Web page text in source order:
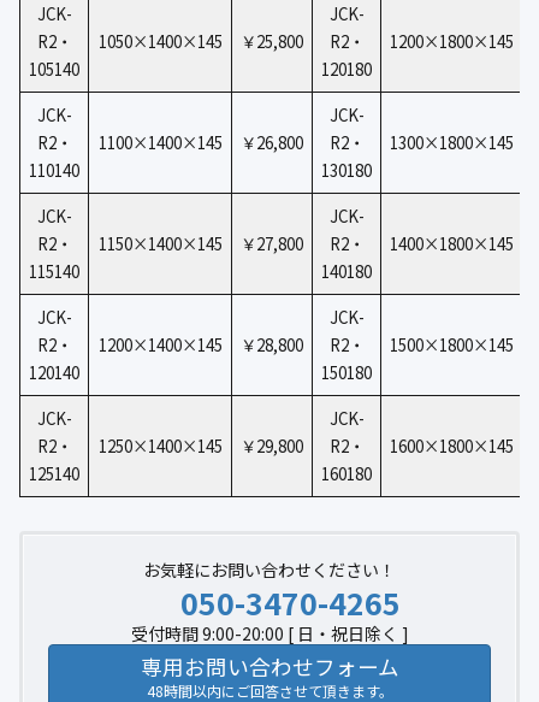
JCK-
R2・
105140
1050×1400×145 ￥25,800
JCK-
R2・
120180
1200×1800×145
JCK-
R2・
110140
1100×1400×145 ￥26,800
JCK-
R2・
130180
1300×1800×145
JCK-
R2・
115140
1150×1400×145 ￥27,800
JCK-
R2・
140180
1400×1800×145
JCK-
R2・
120140
1200×1400×145 ￥28,800
JCK-
R2・
150180
1500×1800×145
JCK-
R2・
125140
1250×1400×145 ￥29,800
JCK-
R2・
160180
1600×1800×145
お気軽にお問い合わせください！
050-3470-4265
受付時間 9:00-20:00 [ 日・祝日除く ]
専用お問い合わせフォーム
48時間以内にご回答させて頂きます。